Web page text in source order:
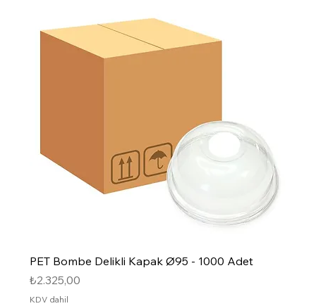
PET Bombe Delikli Kapak Ø95 - 1000 Adet
Fiyat
₺2.325,00
KDV dahil